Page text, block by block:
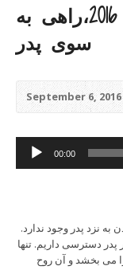
نان روزانه 7 سپتامبر 2016،راهی به
سوی پدر
September 6, 2016
Audio
Player
00:00
نزد پدر وجود ندارد.
دسترسی داریم. تنها
می بخشد و آن روح